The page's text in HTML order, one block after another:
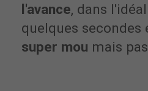
l'avance, dans
quelques secondes
super mou mais